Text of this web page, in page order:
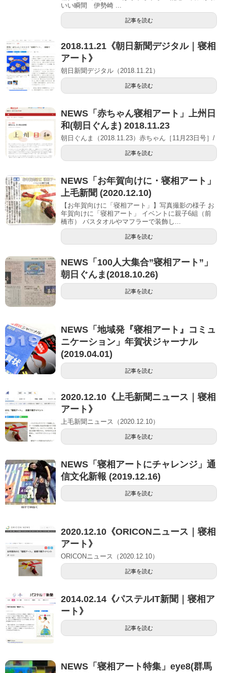
いい瞬間 伊勢崎 ...
記事を読む
2018.11.21《朝日新聞デジタル｜寝相
アート》
朝日新聞デジタル（2018.11.21）
記事を読む
NEWS「赤ちゃん寝相アート」上州日
和(朝日ぐんま) 2018.11.23
朝日ぐんま（2018.11.23）赤ちゃん［11月23日号］/
記事を読む
NEWS「お年賀向けに・寝相アート」
上毛新聞 (2020.12.10)
【お年賀向けに「寝相アート」】写真撮影の様子 お
年賀向けに「寝相アート」 イベントに親子6組（前
橋市） バスタオルやマフラーで装飾し...
記事を読む
NEWS「100人大集合”寝相アート”」
朝日ぐんま(2018.10.26)
記事を読む
NEWS「地域発『寝相アート』コミュ
ニケーション」年賀状ジャーナル
(2019.04.01)
記事を読む
2020.12.10《上毛新聞ニュース｜寝相
アート》
上毛新聞ニュース（2020.12.10）
記事を読む
NEWS「寝相アートにチャレンジ」通
信文化新報 (2019.12.16)
記事を読む
2020.12.10《ORICONニュース｜寝相
アート》
ORICONニュース（2020.12.10）
記事を読む
2014.02.14《パステルIT新聞｜寝相ア
ート》
記事を読む
NEWS「寝相アート特集」eye8(群馬